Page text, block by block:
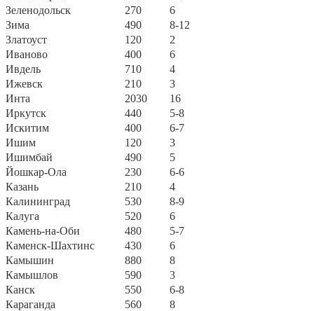
Зеленодольск
270
6
Зима
490
8-12
Златоуст
120
2
Иваново
400
6
Ивдель
710
4
Ижевск
210
3
Инта
2030
16
Иркутск
440
5-8
Искитим
400
6-7
Ишим
120
3
Ишимбай
490
5
Йошкар-Ола
230
6-6
Казань
210
4
Калининград
530
8-9
Калуга
520
6
Камень-на-Оби
480
5-7
Каменск-Шахтинс
430
6
Камышин
880
8
Камышлов
590
3
Канск
550
6-8
Караганда
560
8